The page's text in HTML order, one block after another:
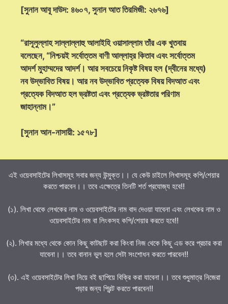
[সুনান আবূ দাউদ: ৪৬০৭, সুনান আত তিরমিজী: ২৬৭৬]
“রাসূলুল্লাহ সাল্লাল্লাহু আলাইহি ওয়াসাল্লাম তাঁর এক খুতবায়
বলেছেন, “নিশ্চয়ই সর্বোত্তম বাণী আল্লাহ্‌র কিতাব এবং সর্বোত্তম
আদর্শ মুহাম্মদের আদর্শ। আর সবচেয়ে নিকৃষ্ট বিষয় হল (দ্বীনের মধ্যে)
নব উদ্ভাবিত বিষয়। আর নব উদ্ভাবিত প্রত্যেক বিষয় বিদআত এবং
প্রত্যেক বিদআত হল ভ্রষ্টতা এবং প্রত্যেক ভ্রষ্টতার পরিণাম
জাহান্নাম।”
[সুনান আন-নাসায়ী: ১৫৭৮]
এই ওয়েবসাইটের লিখাসমূহ সবার জন্য উন্মুক্ত।। যে কেউ চাইলে লিখাসমূহ কপি/শেয়ার
করতে পারবেন।। তবে এক্ষেত্রে তিনটি শর্ত প্রযোজ্য হবে!!
(১). লিখা থেকে লেখকের নাম ও ওয়েবসাইটের নাম বাদ দেওয়া যাবেনা এবং লেখকের নাম ও
ওয়েবসাইটের নাম বা লিংকসহ কপি/শেয়ার করতে হবে!!
(২). লিখার মধ্যে থেকে কোন কিছু কাটছাট করা কিংবা নিজ থেকে কিছু এড করে প্রচার করা
যাবেনা।। তবে বানান ভুল হলে সেটা সংশোধন করতে পারবেন!!
(৩). এই ওয়েবসাইটের লিখা নিয়ে বই ছাপিয়ে বিক্রি করা যাবেনা।। তবে শুধুমাত্র নিজেরা
পড়ার জন্য প্রিন্ট করতে পারবেন!!